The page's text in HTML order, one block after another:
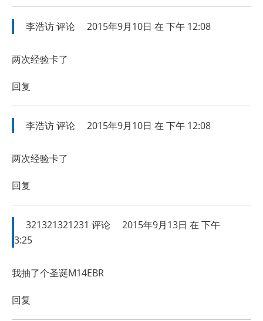
李浩访评论 2015年9月10日 在 下午 12:08
两次经验卡了
回复
李浩访评论 2015年9月10日 在 下午 12:08
两次经验卡了
回复
321321321231 评论
2015年9月13日 在 下午
3:25
我抽了个圣诞M14EBR
回复